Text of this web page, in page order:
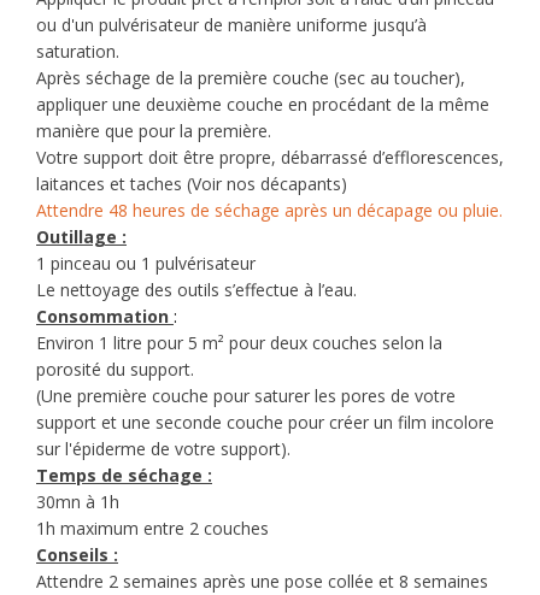
ou d'un pulvérisateur de manière uniforme jusqu’à
saturation.
Après séchage de la première couche (sec au toucher),
appliquer une deuxième couche en procédant de la même
manière que pour la première.
Votre support doit être propre, débarrassé d’efflorescences,
laitances et taches (Voir nos décapants)
Attendre 48 heures de séchage après un décapage ou pluie.
Outillage :
1 pinceau ou 1 pulvérisateur
Le nettoyage des outils s’effectue à l’eau.
Consommation :
Environ 1 litre pour 5 m² pour deux couches selon la
porosité du support.
(Une première couche pour saturer les pores de votre
support et une seconde couche pour créer un film incolore
sur l'épiderme de votre support).
Temps de séchage :
30mn à 1h
1h maximum entre 2 couches
Conseils :
Attendre 2 semaines après une pose collée et 8 semaines